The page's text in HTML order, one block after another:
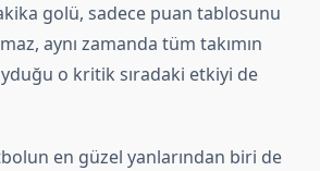
golü, sadece puan tablosunu
aynı zamanda tüm takımın
o kritik sıradaki etkiyi de
en güzel yanlarından biri de